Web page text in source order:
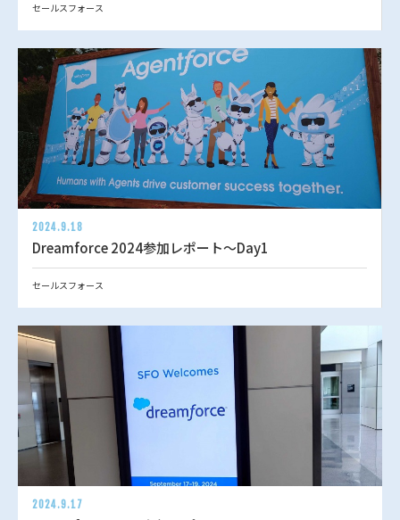
セールスフォース
2024.9.18
Dreamforce 2024参加レポート～Day1
セールスフォース
2024.9.17